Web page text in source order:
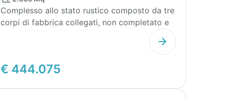
€ 444.075
Complesso allo stato rustico composto da tre
corpi di fabbrica collegati, non completato e